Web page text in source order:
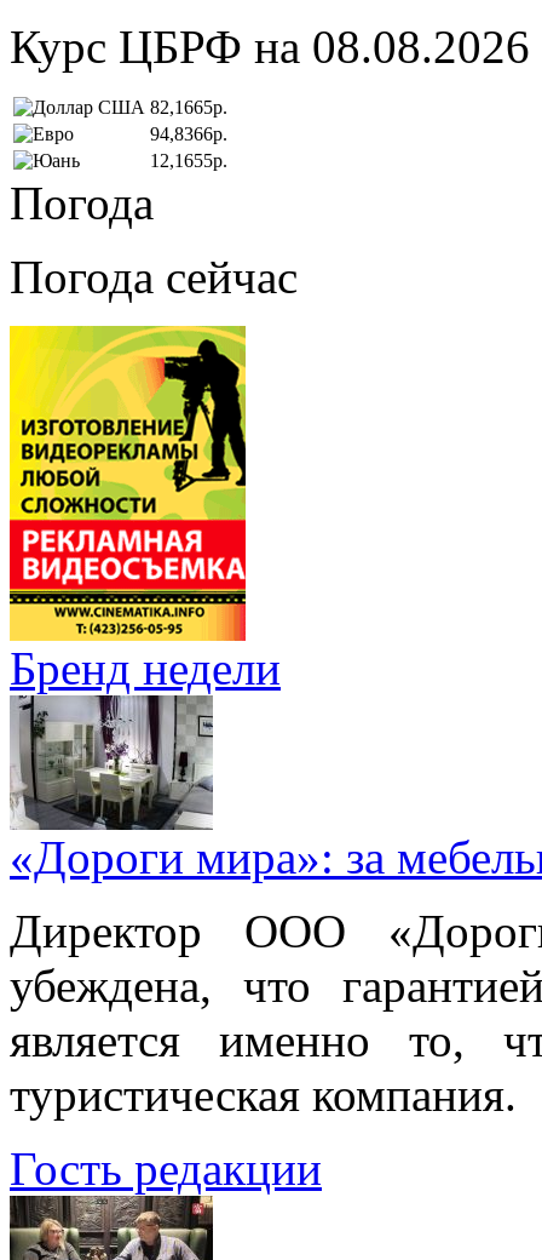
Курс ЦБРФ на 08.08.2026
82,1665р.
94,8366р.
12,1655р.
Погода
Погода сейчас
Бренд недели
«Дороги мира»: за
Директор ООО
убеждена, что
является именно то,
туристическая компания.
Гость редакции